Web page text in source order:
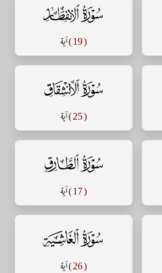
سورة الإنفطار
( 19 ) آية
سورة الإنشقاق
( 25 ) آية
سورة الطارق
( 17 ) آية
سورة الغاشية
( 26 ) آية